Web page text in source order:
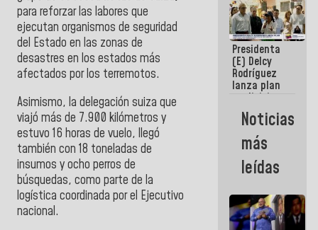
para reforzar las labores que
ejecutan organismos de seguridad
del Estado en las zonas de
desastres en los estados más
afectados por los terremotos.
Asimismo, la delegación suiza que
viajó más de 7.900 kilómetros y
estuvo 16 horas de vuelo, llegó
también con 18 toneladas de
insumos y ocho perros de
búsquedas, como parte de la
logística coordinada por el Ejecutivo
nacional.
con planes
para
atención de
emergencia
sísmica en
la última
semana
Presidenta
(E) Delcy
Rodríguez
lanza plan
crediticio
con subsidio
a Juntas de
Condominio
Noticias
más
leídas